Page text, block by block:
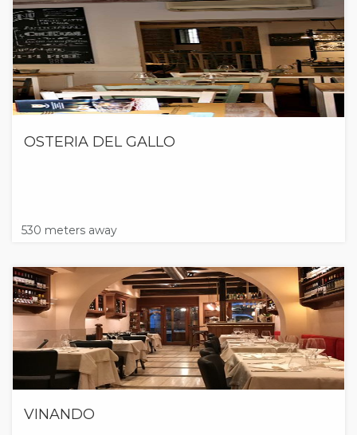
OSTERIA DEL GALLO
530 meters away
VINANDO